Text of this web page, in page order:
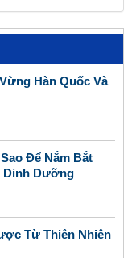
Hàn Quốc Và
Để Nắm Bắt
Dinh Dưỡng
Từ Thiên Nhiên